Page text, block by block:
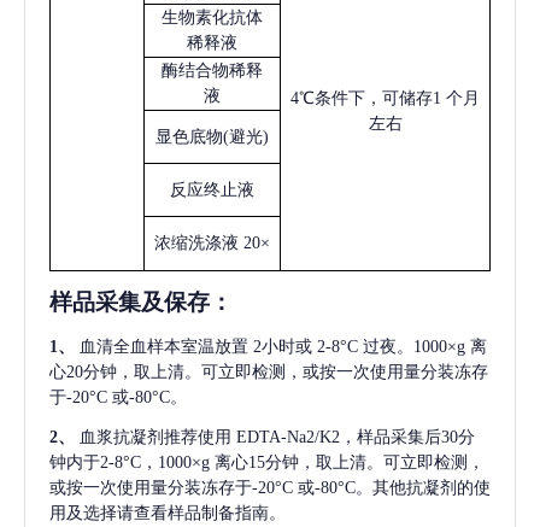
4℃条件下，可储存1 个月
左右
生物素化抗体
稀释液
酶结合物稀释
液
显色底物(避光)
反应终止液
浓缩洗涤液 20×
样品采集及保存 ：
1、 血清全血样本室温放置 2小时或 2-8°C 过夜。1000×g 离
心20分钟，取上清。可立即检测，或按一次使用量分装冻存
于-20°C 或-80°C。
2、 血浆抗凝剂推荐使用 EDTA-Na2/K2，样品采集后30分
钟内于2-8°C，1000×g 离心15分钟，取上清。可立即检测，
或按一次使用量分装冻存于-20°C 或-80°C。其他抗凝剂的使
用及选择请查看样品制备指南。